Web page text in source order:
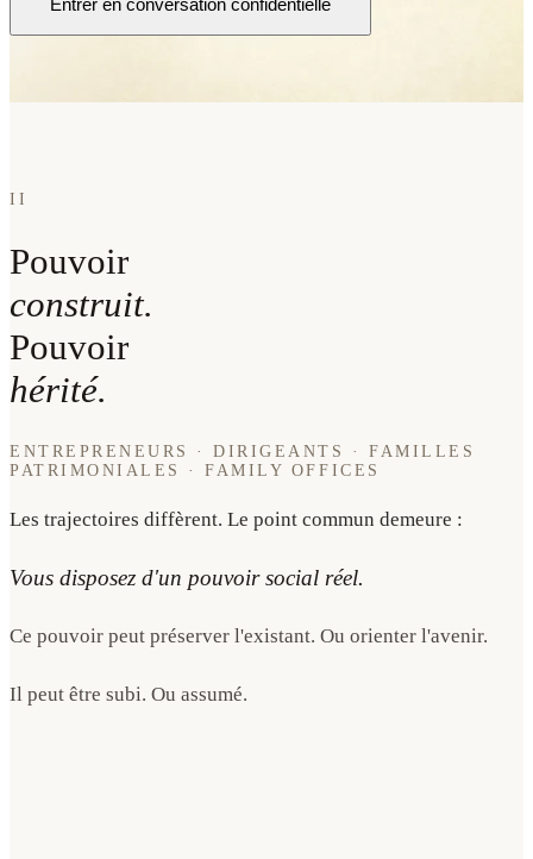
Entrer en conversation confidentielle
II
Pouvoir
construit.
Pouvoir
hérité.
ENTREPRENEURS · DIRIGEANTS · FAMILLES
PATRIMONIALES · FAMILY OFFICES
Les trajectoires diffèrent. Le point commun demeure :
Vous disposez d'un pouvoir social réel.
Ce pouvoir peut préserver l'existant. Ou orienter l'avenir.
Il peut être subi. Ou assumé.